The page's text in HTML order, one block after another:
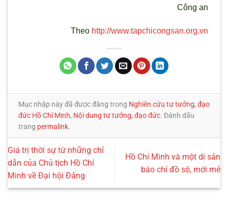
Công an
Theo http://www.tapchicongsan.org.vn
Mục nhập này đã được đăng trong Nghiên cứu tư tưởng, đạo
đức Hồ Chí Minh, Nội dung tư tưởng, đạo đức. Đánh dấu
trang permalink.
Giá trị thời sự từ những chỉ
dẫn của Chủ tịch Hồ Chí
Minh về Đại hội Đảng
Hồ Chí Minh và một di sản
báo chí đồ sộ, mới mẻ